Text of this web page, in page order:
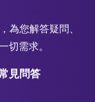
為您解答疑問、
切需求。
見問答